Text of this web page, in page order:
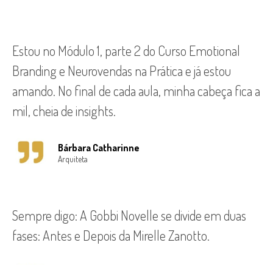
Estou no Módulo 1, parte 2 do Curso Emotional
Branding e Neurovendas na Prática e já estou
amando. No final de cada aula, minha cabeça fica a
mil, cheia de insights.
Bárbara Catharinne
Arquiteta
Sempre digo: A Gobbi Novelle se divide em duas
fases: Antes e Depois da Mirelle Zanotto.